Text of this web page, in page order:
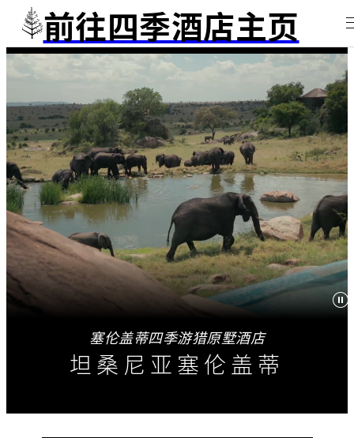
前往四季酒店主页
塞伦盖蒂四季游猎原墅酒店
坦桑尼亚塞伦盖蒂